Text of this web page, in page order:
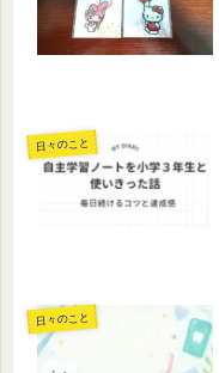
日々のこと
日々のこと